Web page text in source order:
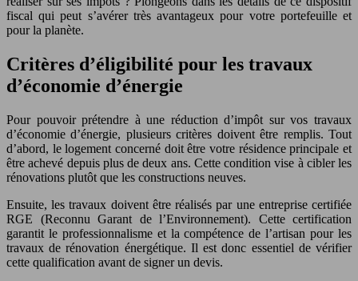
fiscal qui peut s’avérer très avantageux pour votre portefeuille et
pour la planète.
Critères d’éligibilité pour les travaux
d’économie d’énergie
Pour pouvoir prétendre à une réduction d’impôt sur vos travaux
d’économie d’énergie, plusieurs critères doivent être remplis. Tout
d’abord, le logement concerné doit être votre résidence principale et
être achevé depuis plus de deux ans. Cette condition vise à cibler les
rénovations plutôt que les constructions neuves.
Ensuite, les travaux doivent être réalisés par une entreprise certifiée
RGE (Reconnu Garant de l’Environnement). Cette certification
garantit le professionnalisme et la compétence de l’artisan pour les
travaux de rénovation énergétique. Il est donc essentiel de vérifier
cette qualification avant de signer un devis.